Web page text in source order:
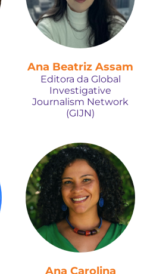
Ana Beatriz Assam
Editora da Global
Investigative
Journalism Network
(GIJN)
Ana Carolina